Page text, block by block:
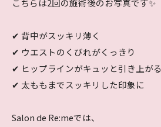
こちらは2回の施術後のお写真です✨
✔︎ 背中がスッキリ薄く
✔︎ ウエストのくびれがくっきり
✔︎ ヒップラインがキュッと引き上がる
✔︎ 太ももまでスッキリした印象に
Salon de Re:meでは、